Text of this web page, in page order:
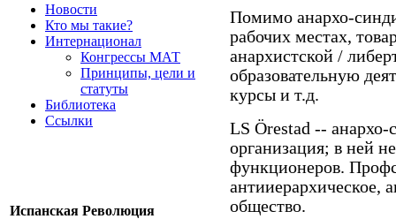
Новости
Кто мы такие?
Интернационал
Конгрессы МАТ
Принципы, цели и
статуты
Библиотека
Ссылки
Испанская Революция
Помимо анархо-
рабочих местах,
анархистской /
образовательную
курсы и т.д.
LS Örestad -- анархо-
организация; в ней
функционеров.
антииерархическое,
общество.